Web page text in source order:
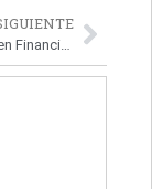
Caso de éxito en Financiera Efectiva